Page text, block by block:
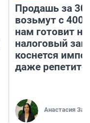
Продашь за
возьмут с
нам готовит
налоговый
коснется
даже
Анастасия